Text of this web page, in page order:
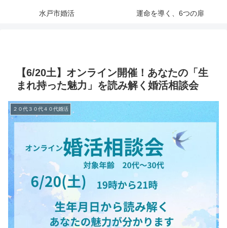
水戸市婚活 運命を導く、6つの扉
【6/20土】オンライン開催！あなたの「生
まれ持った魅力」を読み解く婚活相談会
２０代３０代４０代婚活